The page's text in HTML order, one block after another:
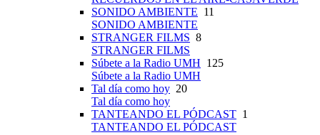
SONIDO AMBIENTE 11
SONIDO AMBIENTE
STRANGER FILMS 8
STRANGER FILMS
Súbete a la Radio UMH 125
Súbete a la Radio UMH
Tal día como hoy 20
Tal día como hoy
TANTEANDO EL PÓDCAST 1
TANTEANDO EL PÓDCAST